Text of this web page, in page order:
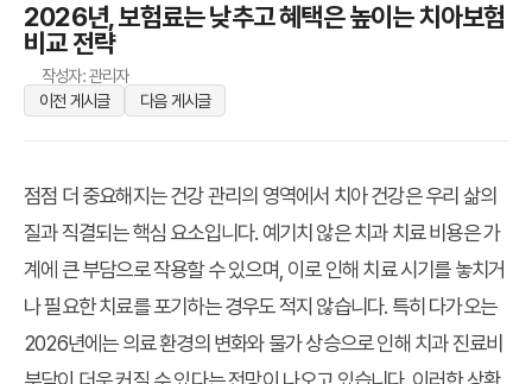
2026년, 보험료는 낮추고 혜택은 높이는 치아보험
비교 전략
작성자: 관리자
이전 게시글
다음 게시글
점점 더 중요해지는 건강 관리의 영역에서 치아 건강은 우리 삶의
질과 직결되는 핵심 요소입니다. 예기치 않은 치과 치료 비용은 가
계에 큰 부담으로 작용할 수 있으며, 이로 인해 치료 시기를 놓치거
나 필요한 치료를 포기하는 경우도 적지 않습니다. 특히 다가오는
2026년에는 의료 환경의 변화와 물가 상승으로 인해 치과 진료비